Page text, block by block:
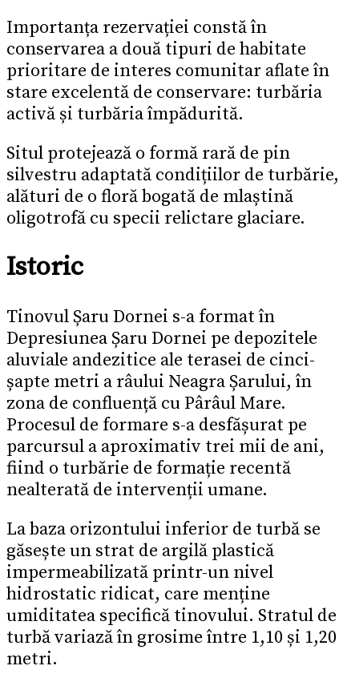
Importanța rezervației constă în
conservarea a două tipuri de habitate
prioritare de interes comunitar aflate în
stare excelentă de conservare: turbăria
activă și turbăria împădurită.
Situl protejează o formă rară de pin
silvestru adaptată condițiilor de turbărie,
alături de o floră bogată de mlaștină
oligotrofă cu specii relictare glaciare.
Istoric
Tinovul Șaru Dornei s-a format în
Depresiunea Șaru Dornei pe depozitele
aluviale andezitice ale terasei de cinci-
șapte metri a râului Neagra Șarului, în
zona de confluență cu Pârâul Mare.
Procesul de formare s-a desfășurat pe
parcursul a aproximativ trei mii de ani,
fiind o turbărie de formație recentă
nealterată de intervenții umane.
La baza orizontului inferior de turbă se
găsește un strat de argilă plastică
impermeabilizată printr-un nivel
hidrostatic ridicat, care menține
umiditatea specifică tinovului. Stratul de
turbă variază în grosime între 1,10 și 1,20
metri.